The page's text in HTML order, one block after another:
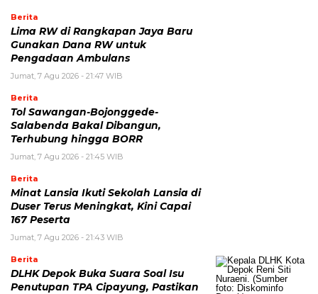
Berita
Lima RW di Rangkapan Jaya Baru
Gunakan Dana RW untuk
Pengadaan Ambulans
Jumat, 7 Agu 2026 - 21:47 WIB
Berita
Tol Sawangan-Bojonggede-
Salabenda Bakal Dibangun,
Terhubung hingga BORR
Jumat, 7 Agu 2026 - 21:45 WIB
Berita
Minat Lansia Ikuti Sekolah Lansia di
Duser Terus Meningkat, Kini Capai
167 Peserta
Jumat, 7 Agu 2026 - 21:43 WIB
Berita
DLHK Depok Buka Suara Soal Isu
Penutupan TPA Cipayung, Pastikan